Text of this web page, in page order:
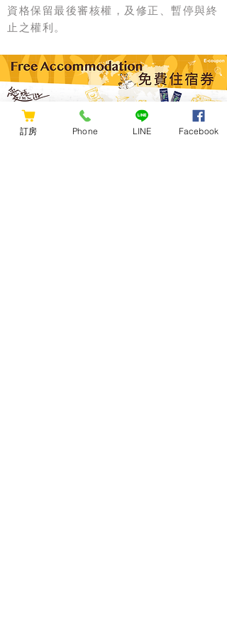
資格保留最後審核權，及修正、暫停與終
止之權利。
訂房 Phone LINE Facebook